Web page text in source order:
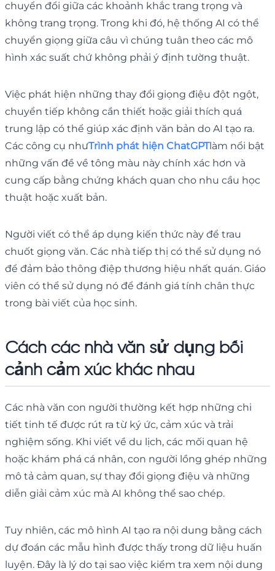
chuyển đổi giữa các khoảnh khắc trang trọng và
không trang trọng. Trong khi đó, hệ thống AI có thể
chuyển giọng giữa câu vì chúng tuân theo các mô
hình xác suất chứ không phải ý định tường thuật.
Việc phát hiện những thay đổi giọng điệu đột ngột,
chuyển tiếp không cần thiết hoặc giải thích quá
trung lập có thể giúp xác định văn bản do AI tạo ra.
Các công cụ nhưTrình phát hiện ChatGPTlàm nổi bật
những vấn đề về tông màu này chính xác hơn và
cung cấp bằng chứng khách quan cho nhu cầu học
thuật hoặc xuất bản.
Người viết có thể áp dụng kiến ​​thức này để trau
chuốt giọng văn. Các nhà tiếp thị có thể sử dụng nó
để đảm bảo thông điệp thương hiệu nhất quán. Giáo
viên có thể sử dụng nó để đánh giá tính chân thực
trong bài viết của học sinh.
Cách các nhà văn sử dụng bối
cảnh cảm xúc khác nhau
Các nhà văn con người thường kết hợp những chi
tiết tinh tế được rút ra từ ký ức, cảm xúc và trải
nghiệm sống. Khi viết về du lịch, các mối quan hệ
hoặc khám phá cá nhân, con người lồng ghép những
mô tả cảm quan, sự thay đổi giọng điệu và những
diễn giải cảm xúc mà AI không thể sao chép.
Tuy nhiên, các mô hình AI tạo ra nội dung bằng cách
dự đoán các mẫu hình được thấy trong dữ liệu huấn
luyện. Đây là lý do tại sao việc kiểm tra xem nội dung